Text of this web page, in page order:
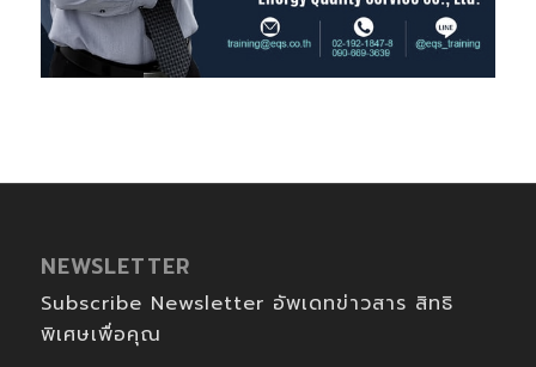
NEWSLETTER
Subscribe Newsletter อัพเดทข่าวสาร สิทธิ
พิเศษเพื่อคุณ